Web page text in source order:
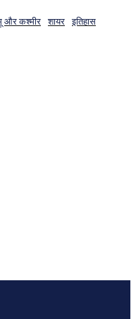
और कश्मीर शायर इतिहास